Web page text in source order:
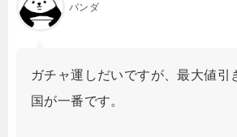
パンダ
ガチャ運しだいですが、最大値引
国が一番です。